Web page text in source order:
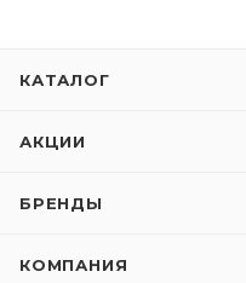
КАТАЛОГ
АКЦИИ
БРЕНДЫ
КОМПАНИЯ